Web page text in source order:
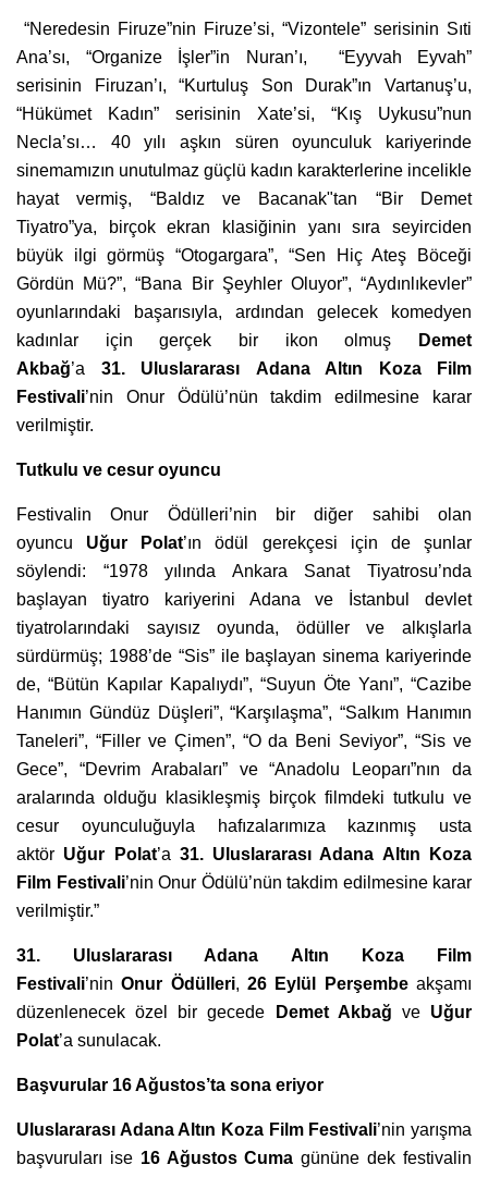
“Neredesin Firuze”nin Firuze’si, “Vizontele” serisinin Sıti
Ana’sı, “Organize İşler”in Nuran’ı, “Eyyvah Eyvah”
serisinin Firuzan’ı, “Kurtuluş Son Durak”ın Vartanuş’u,
“Hükümet Kadın” serisinin Xate’si, “Kış Uykusu”nun
Necla’sı… 40 yılı aşkın süren oyunculuk kariyerinde
sinemamızın unutulmaz güçlü kadın karakterlerine incelikle
hayat vermiş, “Baldız ve Bacanak"tan “Bir Demet
Tiyatro”ya, birçok ekran klasiğinin yanı sıra seyirciden
büyük ilgi görmüş “Otogargara”, “Sen Hiç Ateş Böceği
Gördün Mü?”, “Bana Bir Şeyhler Oluyor”, “Aydınlıkevler”
oyunlarındaki başarısıyla, ardından gelecek komedyen
kadınlar için gerçek bir ikon olmuş
Demet
Akbağ’a 31. Uluslararası Adana Altın Koza Film
Festivali’nin Onur Ödülü’nün takdim edilmesine karar
verilmiştir.
Tutkulu ve cesur oyuncu
Festivalin Onur Ödülleri’nin bir diğer sahibi olan
oyuncu Uğur Polat’ın ödül gerekçesi için de şunlar
söylendi: “1978 yılında Ankara Sanat Tiyatrosu’nda
başlayan tiyatro kariyerini Adana ve İstanbul devlet
tiyatrolarındaki sayısız oyunda, ödüller ve alkışlarla
sürdürmüş; 1988’de “Sis” ile başlayan sinema kariyerinde
de, “Bütün Kapılar Kapalıydı”, “Suyun Öte Yanı”, “Cazibe
Hanımın Gündüz Düşleri”, “Karşılaşma”, “Salkım Hanımın
Taneleri”, “Filler ve Çimen”, “O da Beni Seviyor”, “Sis ve
Gece”, “Devrim Arabaları” ve “Anadolu Leoparı”nın da
aralarında olduğu klasikleşmiş birçok filmdeki tutkulu ve
cesur oyunculuğuyla hafızalarımıza kazınmış usta
aktör Uğur Polat’a 31. Uluslararası Adana Altın Koza
Film Festivali’nin Onur Ödülü’nün takdim edilmesine karar
verilmiştir.”
31. Uluslararası Adana Altın Koza Film
Festivali’ninOnur Ödülleri,26 Eylü l Perşembeakşamı
düzenlenecek özel bir gecede
Demet Akbağ ve Uğur
Polat’a sunulacak.
Başvurular 16 Ağustos’ta sona eriyor
Uluslararası Adana Altın Koza Film Festivali’nin yarışma
başvuruları ise 16 Ağustos Cumagününe dek festivalin